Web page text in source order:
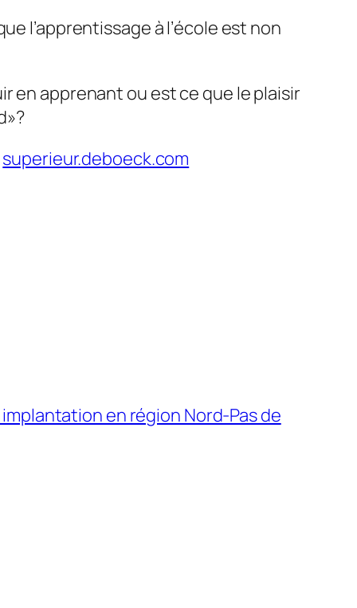
l’apprentissage à l’école est non
en apprenant ou est ce que le plaisir
»?
superieur.deboeck.com
en région Nord-Pas de